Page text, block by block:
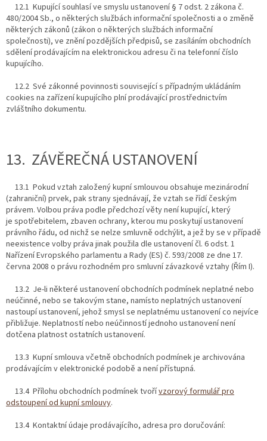
12.1 Kupující souhlasí ve smyslu ustanovení § 7 odst. 2 zákona č.
480/2004 Sb., o některých službách informační společnosti a o změně
některých zákonů (zákon o některých službách informační
společnosti), ve znění pozdějších předpisů, se zasíláním obchodních
sdělení prodávajícím na elektronickou adresu či na telefonní číslo
kupujícího.
12.2 Své zákonné povinnosti související s případným ukládáním
cookies na zařízení kupujícího plní prodávající prostřednictvím
zvláštního dokumentu.
13. ZÁVĚREČNÁ USTANOVENÍ
13.1 Pokud vztah založený kupní smlouvou obsahuje mezinárodní
(zahraniční) prvek, pak strany sjednávají, že vztah se řídí českým
právem. Volbou práva podle předchozí věty není kupující, který
je spotřebitelem, zbaven ochrany, kterou mu poskytují ustanovení
právního řádu, od nichž se nelze smluvně odchýlit, a jež by se v případě
neexistence volby práva jinak použila dle ustanovení čl. 6 odst. 1
Nařízení Evropského parlamentu a Rady (ES) č. 593/2008 ze dne 17.
června 2008 o právu rozhodném pro smluvní závazkové vztahy (Řím I).
13.2 Je-li některé ustanovení obchodních podmínek neplatné nebo
neúčinné, nebo se takovým stane, namísto neplatných ustanovení
nastoupí ustanovení, jehož smysl se neplatnému ustanovení co nejvíce
přibližuje. Neplatností nebo neúčinností jednoho ustanovení není
dotčena platnost ostatních ustanovení.
13.3 Kupní smlouva včetně obchodních podmínek je archivována
prodávajícím v elektronické podobě a není přístupná.
13.4 Přílohu obchodních podmínek tvořívzorový formulář pro
odstoupení od kupní smlouvy.
13.4 Kontaktní údaje prodávajícího, adresa pro doručování: